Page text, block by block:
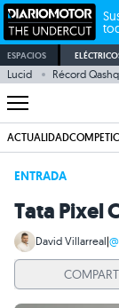
ESPACIOS
Lucid Récord
ACTUALIDAD
ENTRADA
Tata Pixel
David Villarreal|